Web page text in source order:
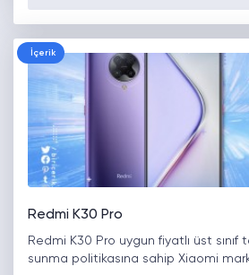
İçerik
Redmi K30 Pro
Redmi K30 Pro uygun fiyatlı üst sınıf
sunma politikasına sahip Xiaomi